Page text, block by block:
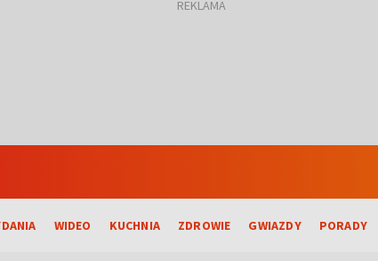
WIDEO KUCHNIA ZDROWIE GWIAZDY PORADY